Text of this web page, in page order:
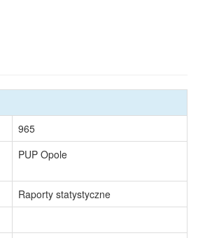
965
PUP Opole
Raporty statystyczne